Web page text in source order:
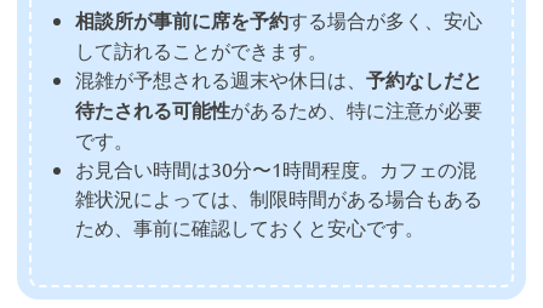
相談所が事前に席を予約する場合が多く、安心
して訪れることができます。
混雑が予想される週末や休日は、 予約なしだと
待たされる可能性があるため、特に注意が必要
です。
お見合い時間は30分〜1時間程度。カフェの混
雑状況によっては、制限時間がある場合もある
ため、事前に確認しておくと安心です。